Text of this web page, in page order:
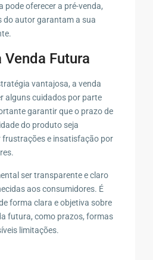
pode oferecer a pré-venda,
do autor garantam a sua
Futura
vantajosa, a venda
alguns cuidados por parte
garantir que o prazo de
do produto seja
e insatisfação por
ser transparente e claro
aos consumidores. É
forma clara e objetiva sobre
futura, como prazos, formas
limitações.